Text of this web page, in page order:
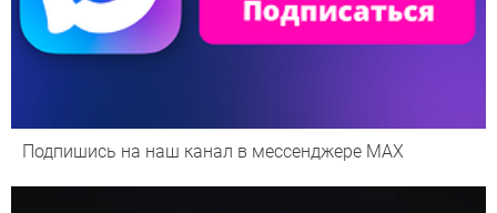
Подпишись на наш канал в мессенджере МАХ